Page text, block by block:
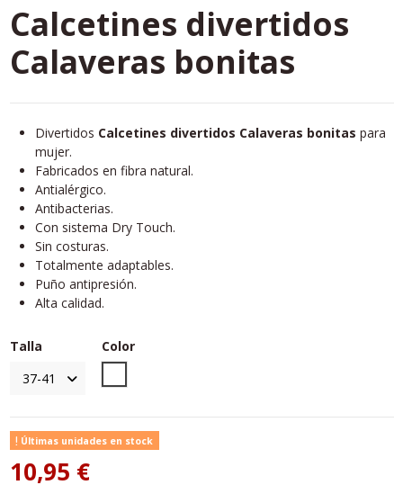
Calcetines divertidos
Calaveras bonitas
Divertidos Calcetines divertidos Calaveras bonitas para
mujer.
Fabricados en fibra natural.
Antialérgico.
Antibacterias.
Con sistema Dry Touch.
Sin costuras.
Totalmente adaptables.
Puño antipresión.
Alta calidad.
Talla
Color
Últimas unidades en stock
10,95 €